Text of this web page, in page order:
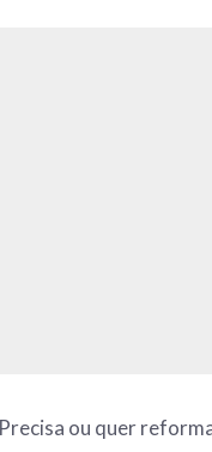
Precisa ou quer